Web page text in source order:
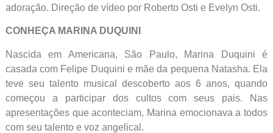
adoração. Direção de vídeo por Roberto Osti e Evelyn Osti.
CONHEÇA MARINA DUQUINI
Nascida em Americana, São Paulo, Marina Duquini é
casada com Felipe Duquini e mãe da pequena Natasha. Ela
teve seu talento musical descoberto aos 6 anos, quando
começou a participar dos cultos com seus pais. Nas
apresentações que aconteciam, Marina emocionava a todos
com seu talento e voz angelical.